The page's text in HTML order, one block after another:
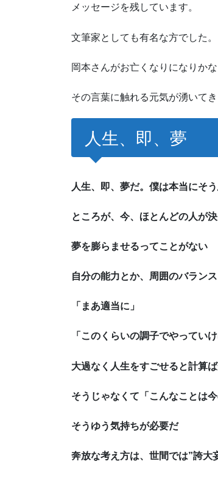
メッセージを残しています。
文筆家としても有名な方でした。
岡本さんがお亡くなりになりか
その言葉に触れる元気が湧いてき
人生、即、夢
人生、即、夢だ。僕は本当にそう
ところが、今、ほとんどの人が
夢を膨らませるってことがない
自分の能力とか、周囲のバラン
「まあ適当に」
「このくらいの調子でやっていけ
大過なく人生をすごせると計算
そうじゃなくて「こんなことは
そうゆう気持ちが必要だ
奔放な考え方は、世間では”誇大